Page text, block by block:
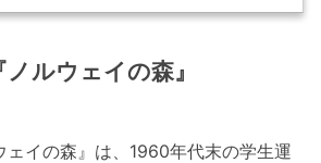
ルウェイの森』
ェイの森』は、1960年代末の学生運